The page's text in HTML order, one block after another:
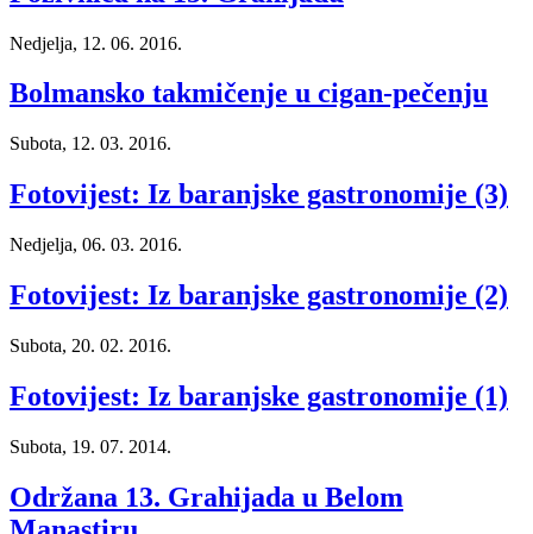
Nedjelja, 12. 06. 2016.
Bolmansko takmičenje u cigan-pečenju
Subota, 12. 03. 2016.
Fotovijest: Iz baranjske gastronomije (3)
Nedjelja, 06. 03. 2016.
Fotovijest: Iz baranjske gastronomije (2)
Subota, 20. 02. 2016.
Fotovijest: Iz baranjske gastronomije (1)
Subota, 19. 07. 2014.
Održana 13. Grahijada u Belom